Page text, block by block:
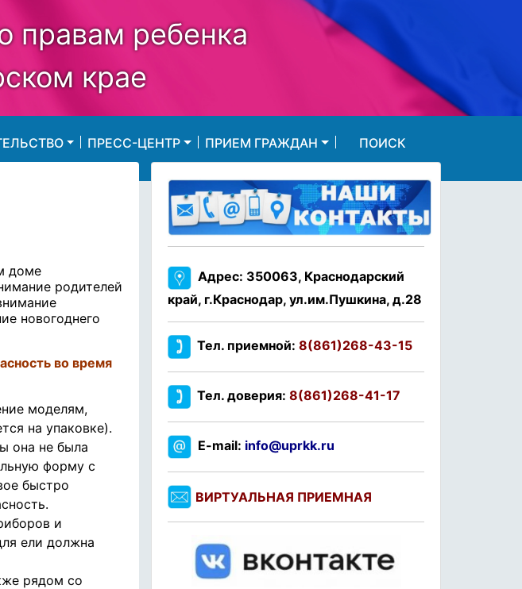
правам ребенка
крае
ПРЕСС-ЦЕНТР ПРИЕМ ГРАЖДАН ПОИСК
доме
родителей
новогоднего
во время
моделям,
на упаковке).
она не была
форму с
быстро
и
ели должна
рядом со
Адрес: 350063, Краснодарский
край, г.Краснодар, ул.им.Пушкина, д.28
Тел. приемной: 8(861)268-43-15
Тел. доверия: 8(861)268-41-17
E-mail: info@uprkk.ru
ВИРТУАЛЬНАЯ ПРИЕМНАЯ